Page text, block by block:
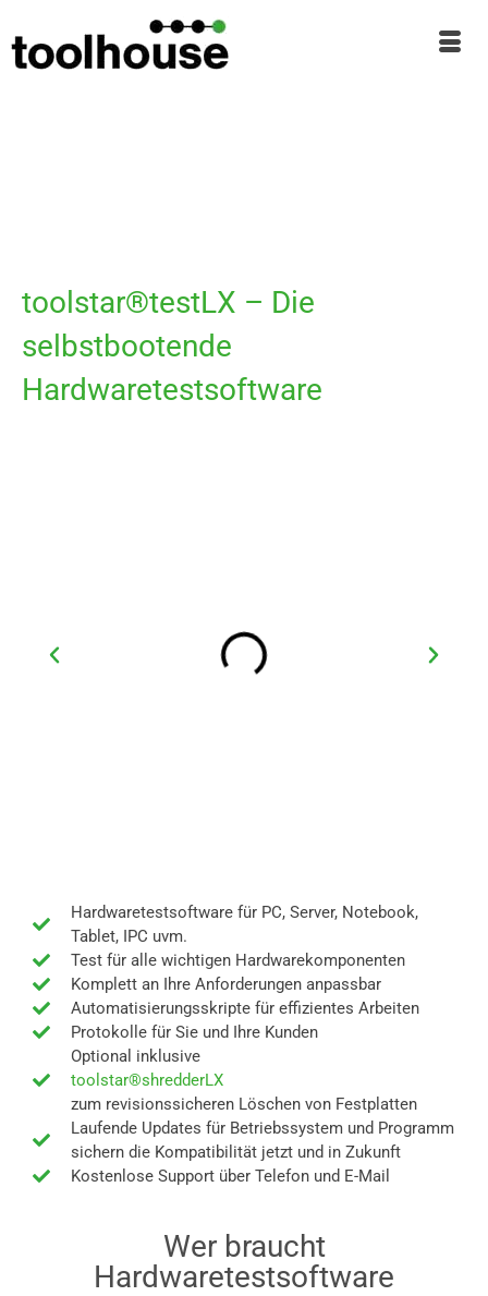
toolstar®testLX – Die
selbstbootende
Hardwaretestsoftware
Hardwaretestsoftware für PC, Server, Notebook,
Tablet, IPC uvm.
Test für alle wichtigen Hardwarekomponenten
Komplett an Ihre Anforderungen anpassbar
Automatisierungsskripte für effizientes Arbeiten
Protokolle für Sie und Ihre Kunden
Optional inklusive
toolstar®shredderLX
zum revisionssicheren Löschen von Festplatten
Laufende Updates für Betriebssystem und Programm
sichern die Kompatibilität jetzt und in Zukunft
Kostenlose Support über Telefon und E-Mail
Wer braucht
Hardwaretestsoftware